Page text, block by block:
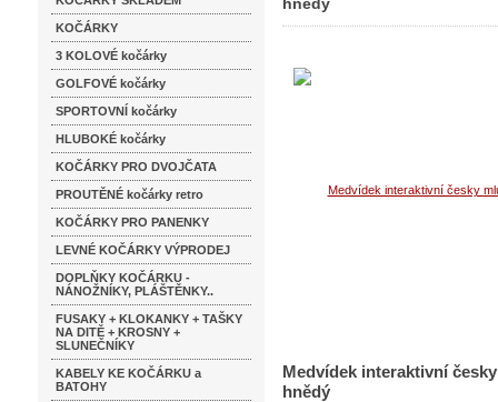
KOČÁRKY
3 KOLOVÉ kočárky
GOLFOVÉ kočárky
SPORTOVNÍ kočárky
HLUBOKÉ kočárky
KOČÁRKY PRO DVOJČATA
PROUTĚNÉ kočárky retro
KOČÁRKY PRO PANENKY
LEVNÉ KOČÁRKY VÝPRODEJ
DOPLŇKY KOČÁRKU -
NÁNOŽNÍKY, PLÁŠTĚNKY..
FUSAKY + KLOKANKY + TAŠKY
NA DITĚ + KROSNY +
SLUNEČNÍKY
KABELY KE KOČÁRKU a
BATOHY
Medvídek interaktivní
hnědý